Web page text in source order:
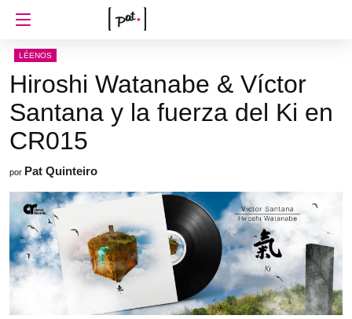
LÉENOS
Hiroshi Watanabe & Víctor
Santana y la fuerza del Ki en
CR015
por Pat Quinteiro